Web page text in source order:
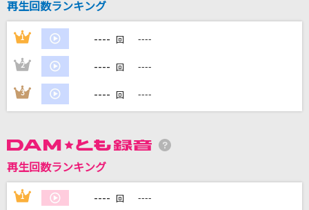
きゃりーぱみゅぱみゅ
カラオケ最新情報をチェック！
再生回数ランキング
1 ---- 回 ----
2 ---- 回 ----
3 ---- 回 ----
再生回数ランキング
1 ---- 回 ----